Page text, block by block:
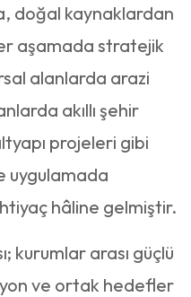
doğal kaynaklardan
aşamada stratejik
alanlarda arazi
akıllı şehir
projeleri gibi
uygulamada
hâline gelmiştir.
kurumlar arası güçlü
ve ortak hedefler